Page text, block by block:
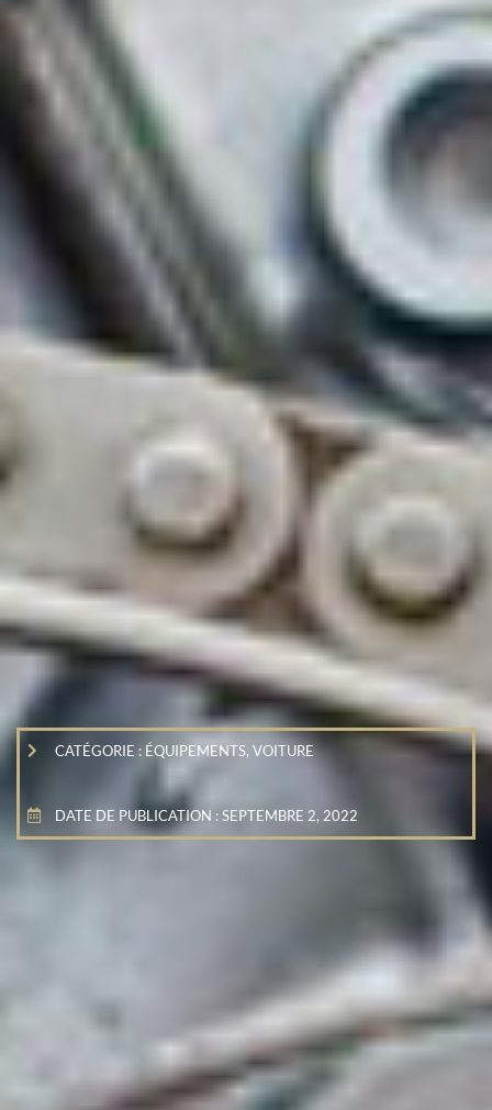
CATÉGORIE : ÉQUIPEMENTS, VOITURE
DATE DE PUBLICATION :SEPTEMBRE 2, 2022